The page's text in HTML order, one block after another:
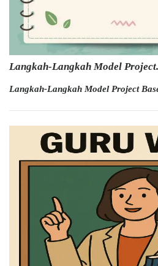
Langkah-Langkah Model
Langkah-Langkah Model Project